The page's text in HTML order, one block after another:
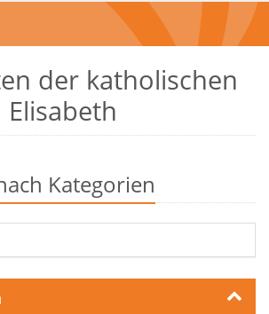
der katholischen
Elisabeth
Kategorien